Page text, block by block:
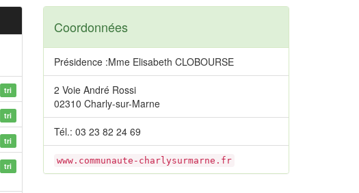
tri
tri
tri
tri
Coordonnées
Présidence :Mme Elisabeth CLOBOURSE
2 Voie André Rossi
02310 Charly-sur-Marne
Tél.: 03 23 82 24 69
www.communaute-charlysurmarne.fr